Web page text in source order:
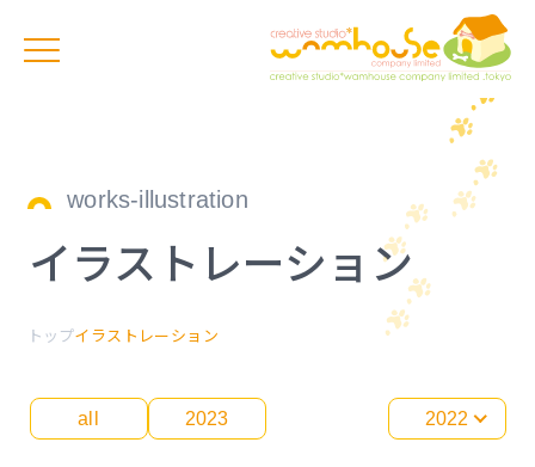
works-illustration
イラストレーション
トップイラストレーション
all 2023 2022